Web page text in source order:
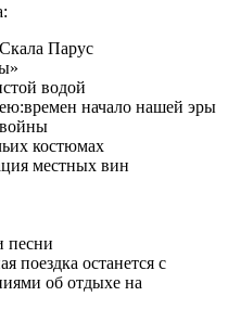
Парус
водой
начало нашей эры
костюмах
местных вин
песни
поездка останется с
об отдыхе на